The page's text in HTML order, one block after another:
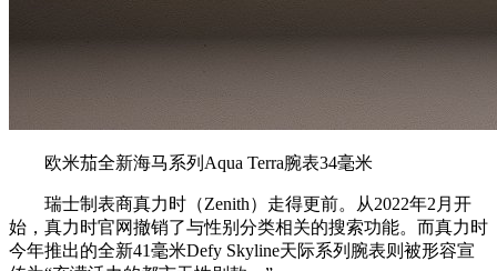
欧米茄全新海⻢系列Aqua Terra腕表34毫米
瑞士制表商真力时（Zenith）走得更前。从2022年2月开
始，真力时官网撤销了与性别分类相关的搜索功能。而真力时
今年推出的全新41毫米Defy Skyline天际系列腕表则被形容宣